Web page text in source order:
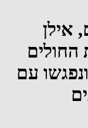
אילן
החולים
עם